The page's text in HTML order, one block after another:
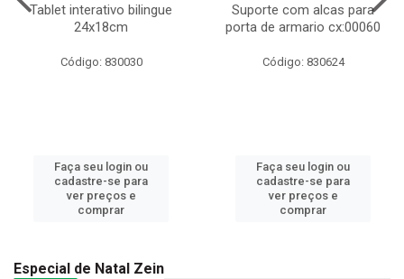
Tablet interativo bilingue
24x18cm
Código: 830030
Faça seu login ou
cadastre-se para
ver preços e
comprar
Suporte com alcas para
porta de armario cx:00060
Código: 830624
Faça seu login ou
cadastre-se para
ver preços e
comprar
Especial de Natal Zein